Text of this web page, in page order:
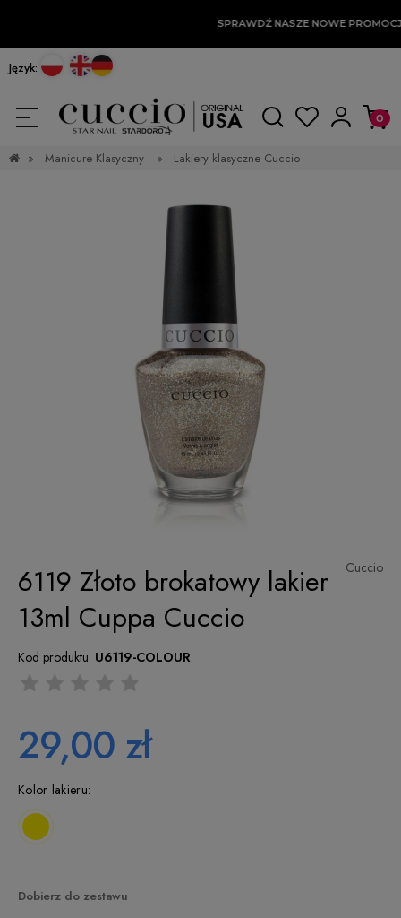
SPRAWDŹ NASZE NOWE
Język:
» Manicure Klasyczny » Lakiery klasyczne Cuccio
Cuccio
6119 Złoto brokatowy lakier
13ml Cuppa Cuccio
Kod produktu: U6119-COLOUR
29,00 zł
Kolor lakieru:
Dobierz do zestawu